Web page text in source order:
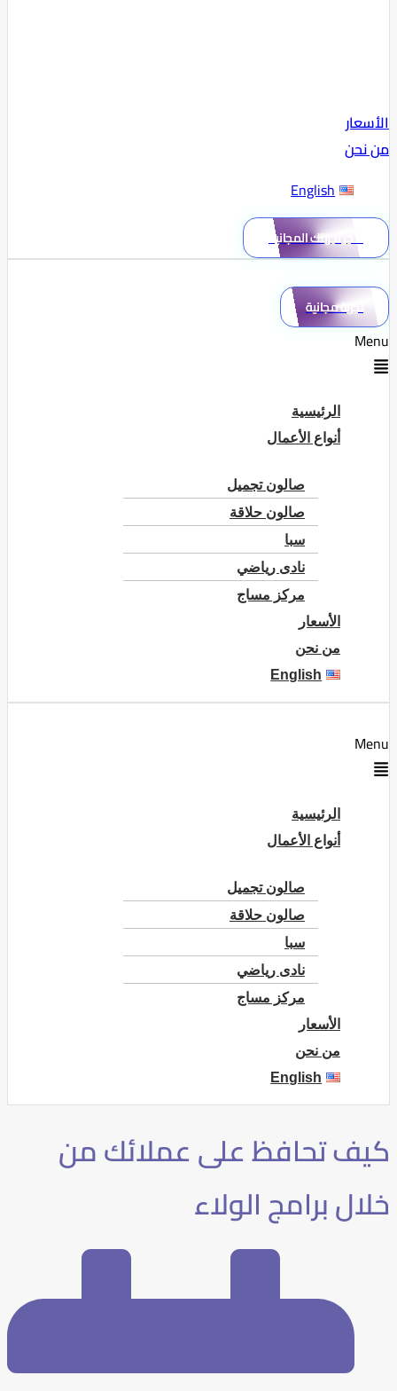
الأسعار
من نحن
English
احجز تجربتك المجانية
تجربة مجانية
Menu
الرئيسية
أنواع الأعمال
صالون تجميل
صالون حلاقة
سبا
نادى رياضي
مركز مساج
الأسعار
من نحن
English
Menu
الرئيسية
أنواع الأعمال
صالون تجميل
صالون حلاقة
سبا
نادى رياضي
مركز مساج
الأسعار
من نحن
English
كيف تحافظ على عملائك من
خلال برامج الولاء